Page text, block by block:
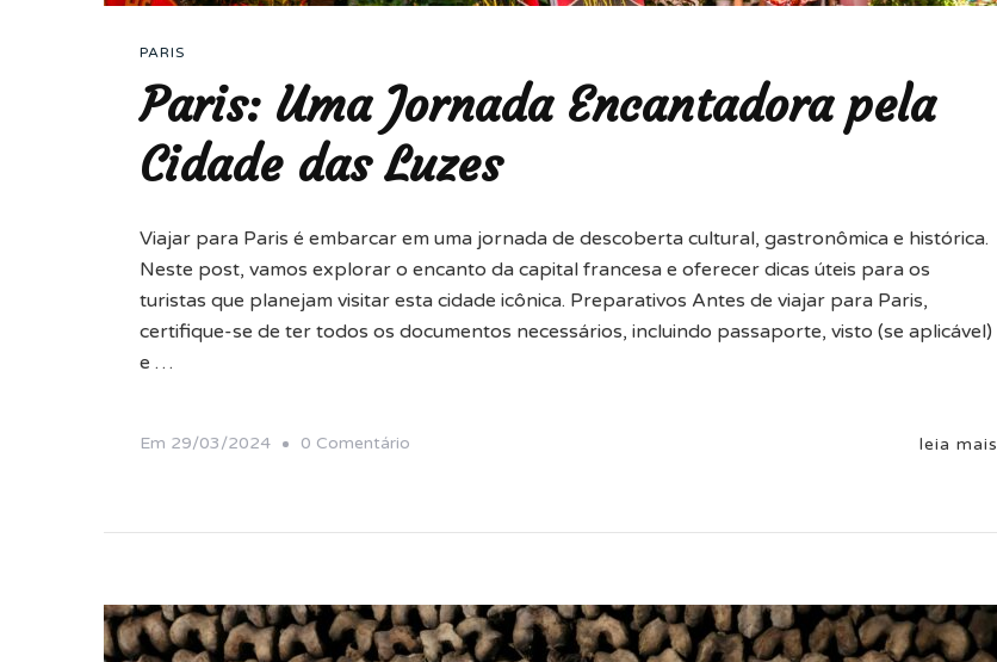
PARIS
Paris: Uma Jornada Encantadora pela
Cidade das Luzes
Viajar para Paris é embarcar em uma jornada de descoberta cultural, gastronômica e histórica.
Neste post, vamos explorar o encanto da capital francesa e oferecer dicas úteis para os
turistas que planejam visitar esta cidade icônica. Preparativos Antes de viajar para Paris,
certifique-se de ter todos os documentos necessários, incluindo passaporte, visto (se aplicável)
e …
Em 29/03/2024 0 Comentário
Pela
Cidade
leia mais